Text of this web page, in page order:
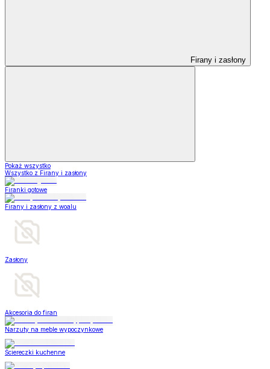
Firany i zasłony
Pokaż wszystko
Wszystko z Firany i zasłony
Firanki gotowe
Firany i zasłony z woalu
Zasłony
Akcesoria do firan
Narzuty na meble wypoczynkowe
Ściereczki kuchenne